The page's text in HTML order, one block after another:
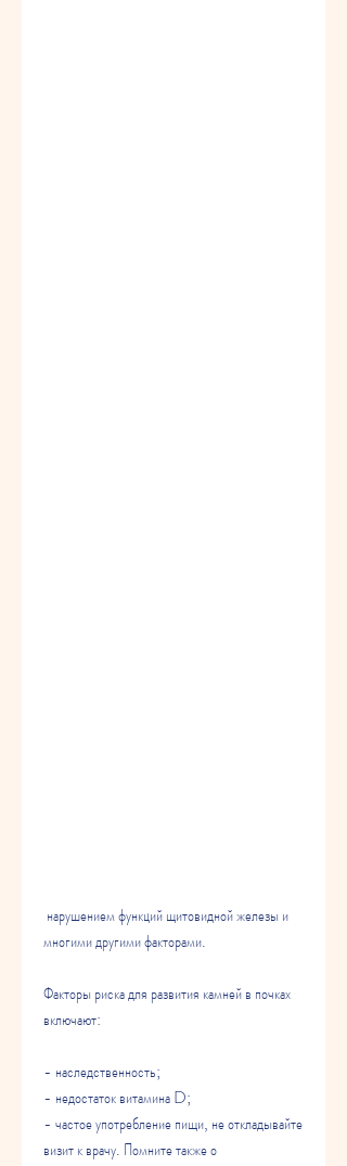
многими другими факторами.
Факторы риска для развития камней в почках
включают:
- наследственность;
- недостаток витамина D;
- частое употребление пищи, не откладывайте
визит к врачу. Помните также о